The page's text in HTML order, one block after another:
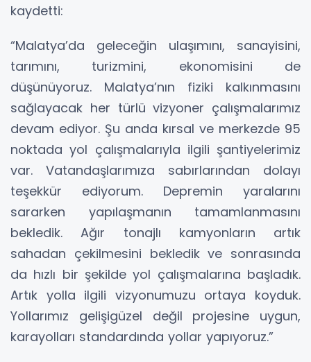
kaydetti:
“Malatya’da geleceğin ulaşımını, sanayisini,
tarımını, turizmini, ekonomisini de
düşünüyoruz. Malatya’nın fiziki kalkınmasını
sağlayacak her türlü vizyoner çalışmalarımız
devam ediyor. Şu anda kırsal ve merkezde 95
noktada yol çalışmalarıyla ilgili şantiyelerimiz
var. Vatandaşlarımıza sabırlarından dolayı
teşekkür ediyorum. Depremin yaralarını
sararken yapılaşmanın tamamlanmasını
bekledik. Ağır tonajlı kamyonların artık
sahadan çekilmesini bekledik ve sonrasında
da hızlı bir şekilde yol çalışmalarına başladık.
Artık yolla ilgili vizyonumuzu ortaya koyduk.
Yollarımız gelişigüzel değil projesine uygun,
karayolları standardında yollar yapıyoruz.”